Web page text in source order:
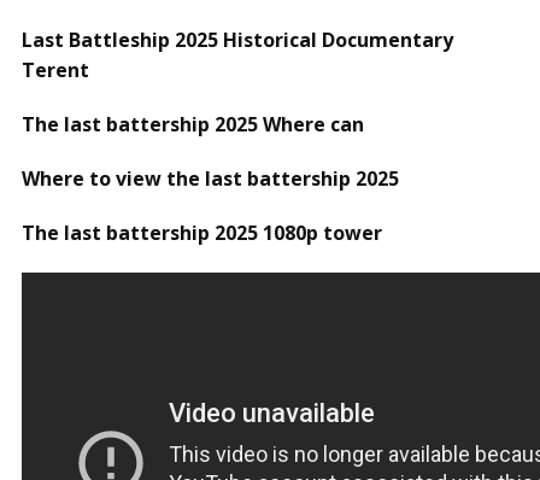
Last Battleship 2025 Historical Documentary
Terent
The last battership 2025 Where can
Where to view the last battership 2025
The last battership 2025 1080p tower